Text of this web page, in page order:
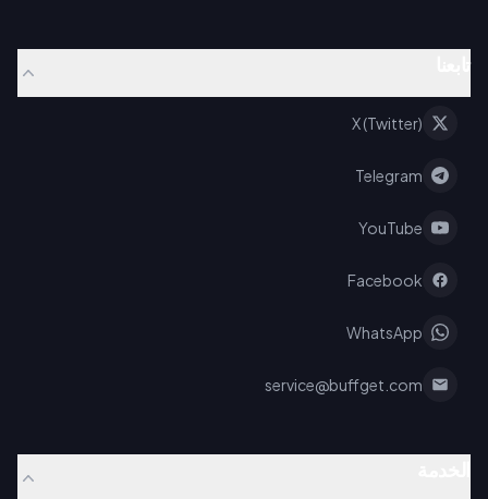
X (Twitter)
Telegram
YouTube
Facebook
WhatsApp
service@buffget.com